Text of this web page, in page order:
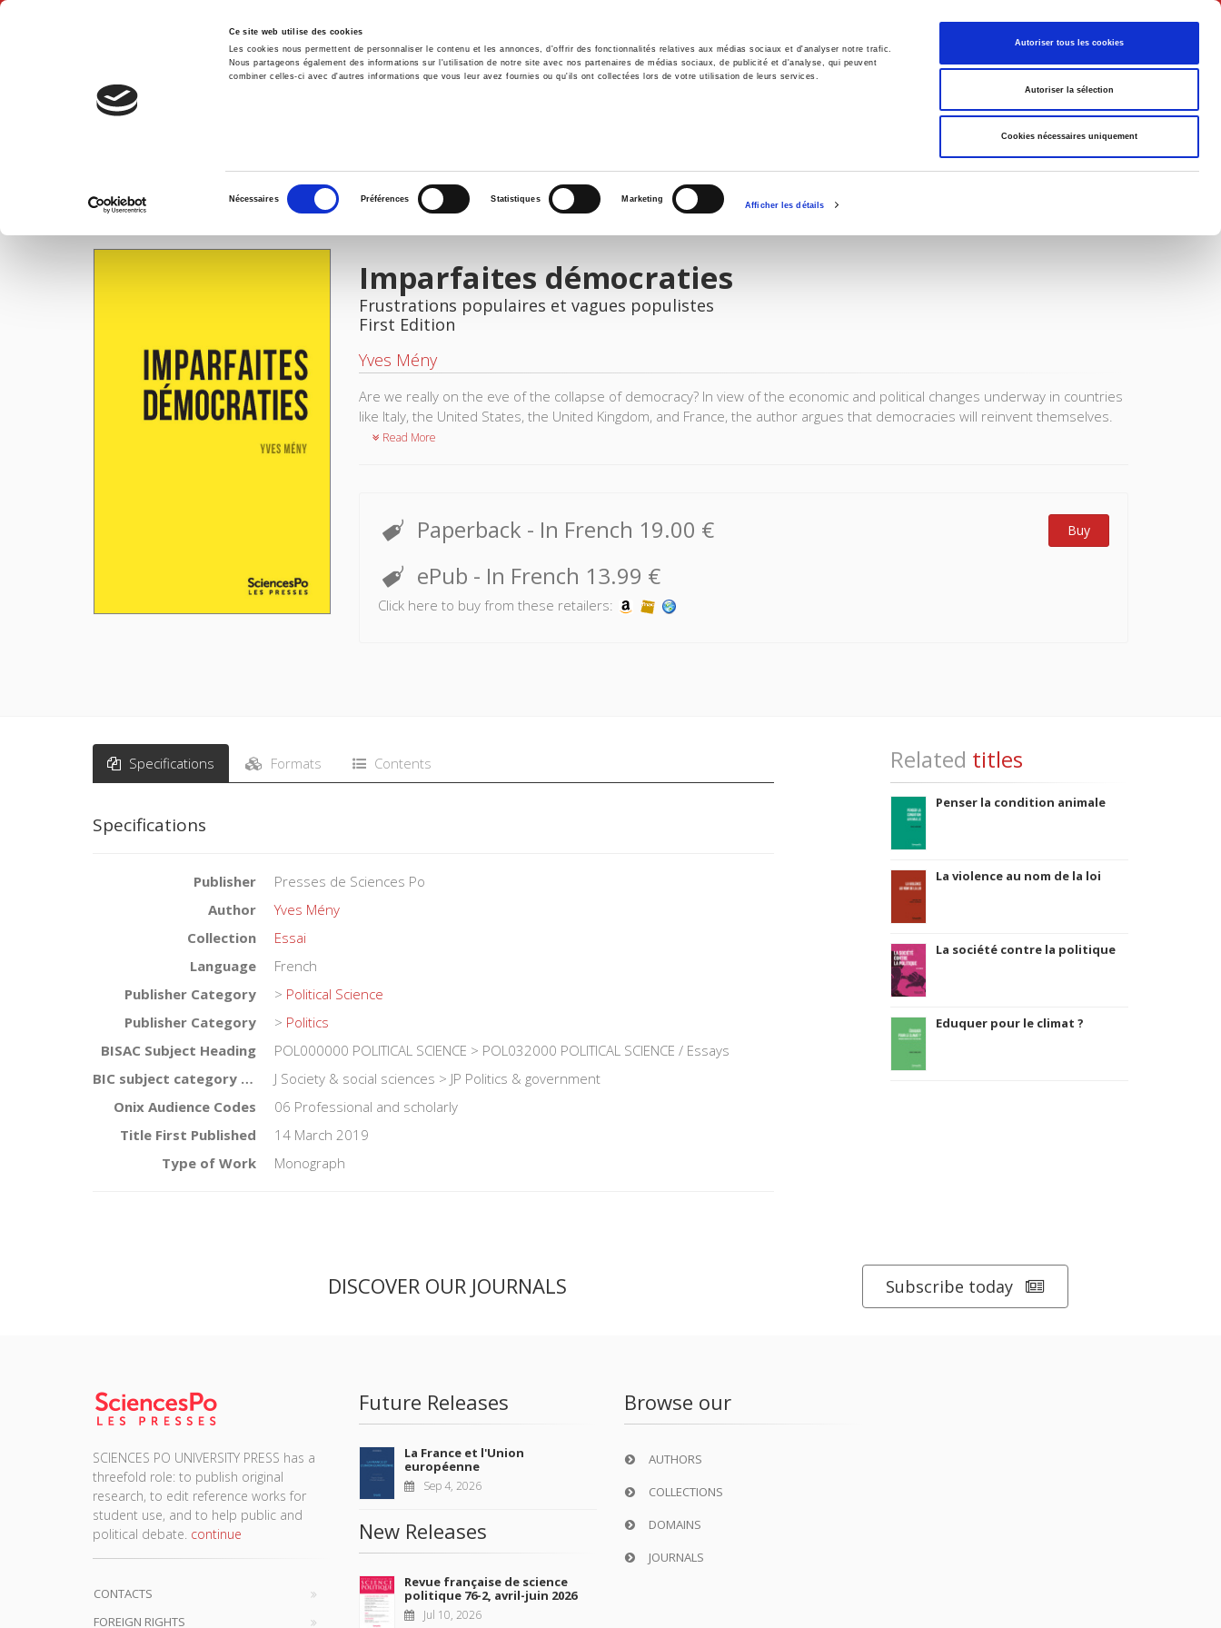
Ce site web utilise des cookies
Les cookies nous permettent de personnaliser le contenu et les annonces, d'offrir des fonctionnalités relatives aux médias sociaux et d'analyser notre trafic.
Nous partageons également des informations sur l'utilisation de notre site avec nos partenaires de médias sociaux, de publicité et d'analyse, qui peuvent
combiner celles-ci avec d'autres informations que vous leur avez fournies ou qu'ils ont collectées lors de votre utilisation de leurs services.
consentement
Nécessaires Préférences Statistiques Marketing
Afficher les détails
Autoriser tous les cookies
Autoriser la sélection
Cookies nécessaires uniquement
English
Home Environment History International Politics
IMAGES
Imparfaites démocraties
Frustrations populaires et vagues populistes
First Edition
Yves Mény
Are we really on the eve of the collapse of democracy? In view of the economic and political changes underway in countries
like Italy, the United States, the United Kingdom, and France, the author argues that democracies will reinvent themselves.
Read More
Paperback - In French 19.00 € Buy
ePub - In French 13.99 €
Click here to buy from these retailers:
Specifications Formats Contents
Specifications
Publisher
Presses de Sciences Po
Author
Yves Mény
Collection
Essai
Language
French
Publisher Category
> Political Science
Publisher Category
> Politics
BISAC Subject Heading
POL000000 POLITICAL SCIENCE > POL032000 POLITICAL SCIENCE / Essays
BIC subject category (UK)
J Society & social sciences > JP Politics & government
Onix Audience Codes
06 Professional and scholarly
Title First Published
14 March 2019
Type of Work
Monograph
Related titles
Penser la condition animale
La violence au nom de la loi
La société contre la politique
Eduquer pour le climat ?
DISCOVER OUR JOURNALS Subscribe today
SCIENCES PO UNIVERSITY PRESS has a
threefold role: to publish original
research, to edit reference works for
student use, and to help public and
political debate. continue
CONTACTS
FOREIGN RIGHTS
Future Releases
La France et l'Union
européenne
Sep 4, 2026
New Releases
Revue française de science
politique 76-2, avril-juin 2026
Jul 10, 2026
Browse our
AUTHORS
COLLECTIONS
DOMAINS
JOURNALS